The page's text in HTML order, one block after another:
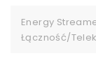
Energy
Łączność/